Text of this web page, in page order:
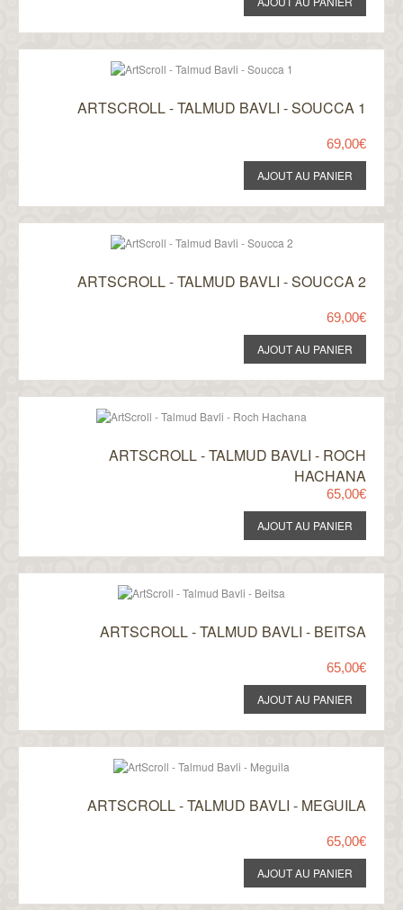
ARTSCROLL - TALMUD BAVLI - SOUCCA 1
69,00€
ARTSCROLL - TALMUD BAVLI - SOUCCA 2
69,00€
ARTSCROLL - TALMUD BAVLI - ROCH
HACHANA
65,00€
ARTSCROLL - TALMUD BAVLI - BEITSA
65,00€
ARTSCROLL - TALMUD BAVLI - MEGUILA
65,00€